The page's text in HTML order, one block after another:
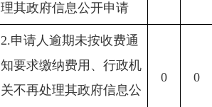
理其政府信息公开申请
2.申请人逾期未按收费通
知要求缴纳费用、行政机
关不再处理其政府信息公
0 0